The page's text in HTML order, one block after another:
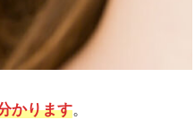
かります。